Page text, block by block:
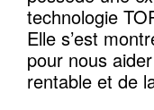
technologie
Elle s’est
pour nous
rentable et de